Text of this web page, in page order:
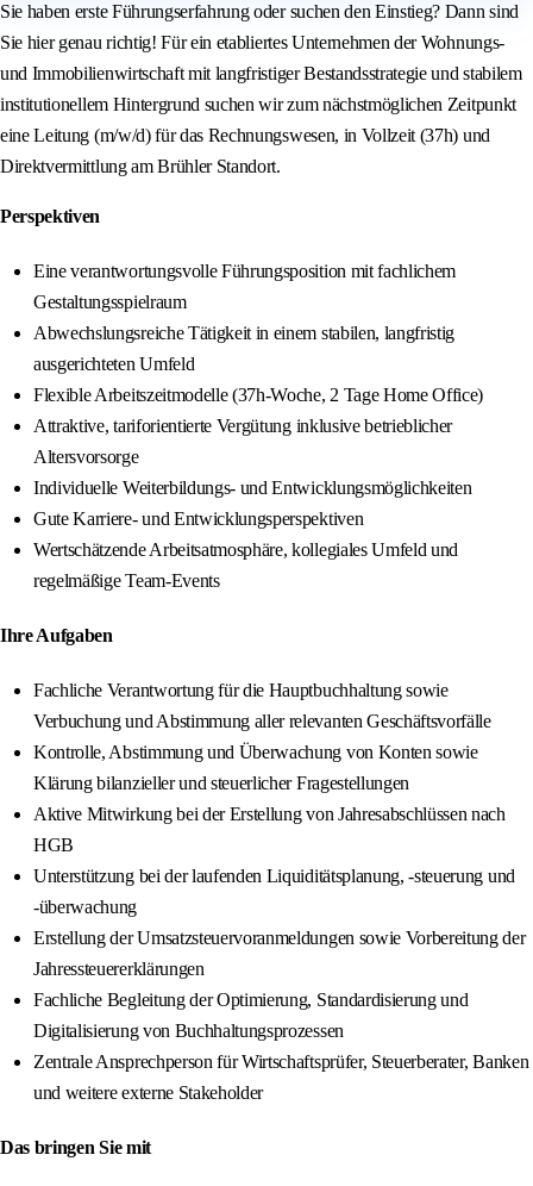
Sie haben erste Führungserfahrung oder suchen den Einstieg? Dann sind
Sie hier genau richtig! Für ein etabliertes Unternehmen der Wohnungs-
und Immobilienwirtschaft mit langfristiger Bestandsstrategie und stabilem
institutionellem Hintergrund suchen wir zum nächstmöglichen Zeitpunkt
eine Leitung (m/w/d) für das Rechnungswesen, in Vollzeit (37h) und
Direktvermittlung am Brühler Standort.
Perspektiven
Eine verantwortungsvolle Führungsposition mit fachlichem
Gestaltungsspielraum
Abwechslungsreiche Tätigkeit in einem stabilen, langfristig
ausgerichteten Umfeld
Flexible Arbeitszeitmodelle (37h-Woche, 2 Tage Home Office)
Attraktive, tariforientierte Vergütung inklusive betrieblicher
Altersvorsorge
Individuelle Weiterbildungs‑ und Entwicklungsmöglichkeiten
Gute Karriere‑ und Entwicklungsperspektiven
Wertschätzende Arbeitsatmosphäre, kollegiales Umfeld und
regelmäßige Team‑Events
Ihre Aufgaben
Fachliche Verantwortung für die Hauptbuchhaltung sowie
Verbuchung und Abstimmung aller relevanten Geschäftsvorfälle
Kontrolle, Abstimmung und Überwachung von Konten sowie
Klärung bilanzieller und steuerlicher Fragestellungen
Aktive Mitwirkung bei der Erstellung von Jahresabschlüssen nach
HGB
Unterstützung bei der laufenden Liquiditätsplanung, ‑steuerung und
‑überwachung
Erstellung der Umsatzsteuervoranmeldungen sowie Vorbereitung der
Jahressteuererklärungen
Fachliche Begleitung der Optimierung, Standardisierung und
Digitalisierung von Buchhaltungsprozessen
Zentrale Ansprechperson für Wirtschaftsprüfer, Steuerberater, Banken
und weitere externe Stakeholder
Das bringen Sie mit